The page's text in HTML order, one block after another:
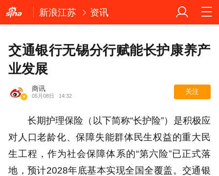
新浪江苏 资讯
交通银行无锡分行赋能长护康养产
业发展
商讯
05月08日 14:32
关注
长期护理保险（以下简称“长护险”）是积极应
对人口老龄化、保障失能群体民生权益的重大民
生工程，作为社会保障体系的“第六险”已正式落
地，预计2028年底基本实现全国全覆盖。交通银